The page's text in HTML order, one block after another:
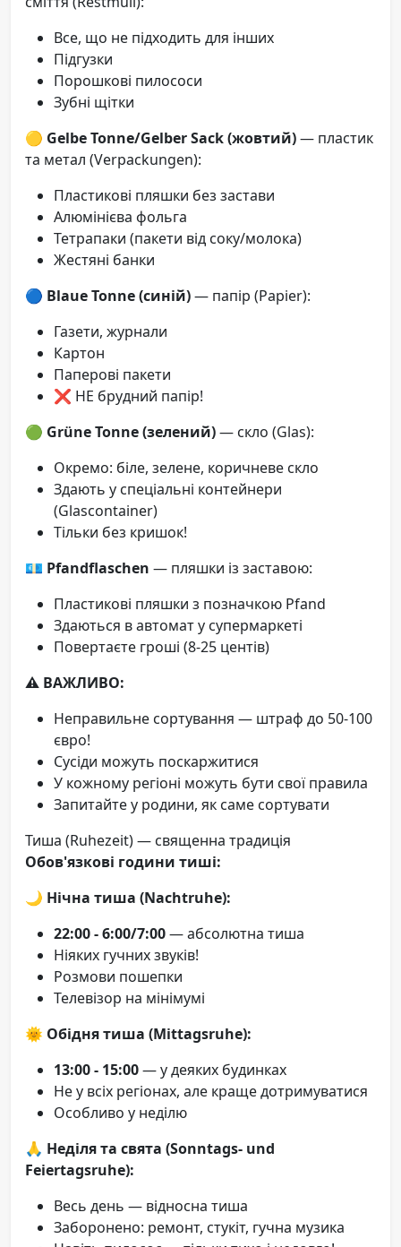
Все, що не підходить для інших
Підгузки
Порошкові пилососи
Зубні щітки
🟡 Gelbe Tonne/Gelber Sack (жовтий)— пластик
та метал (Verpackungen):
Пластикові пляшки без застави
Алюмінієва фольга
Тетрапаки (пакети від соку/молока)
Жестяні банки
🔵 Blaue Tonne (синій)— папір (Papier):
Газети, журнали
Картон
Паперові пакети
❌ НЕ брудний папір!
🟢 Grüne Tonne (зелений)— скло (Glas):
Окремо: біле, зелене, коричневе скло
Здають у спеціальні контейнери
(Glascontainer)
Тільки без кришок!
💶 Pfandflaschen — пляшки із заставою:
Пластикові пляшки з позначкою Pfand
Здаються в автомат у супермаркеті
Повертаєте гроші (8-25 центів)
⚠️ ВАЖЛИВО:
Неправильне сортування — штраф до 50-100
євро!
Сусіди можуть поскаржитися
У кожному регіоні можуть бути свої правила
Запитайте у родини, як саме сортувати
Тиша (Ruhezeit) — священна традиція
Обов'язкові години тиші:
🌙 Нічна тиша (Nachtruhe):
22:00 - 6:00/7:00— абсолютна тиша
Ніяких гучних звуків!
Розмови пошепки
Телевізор на мінімумі
🌞 Обідня тиша (Mittagsruhe):
13:00 - 15:00— у деяких будинках
Не у всіх регіонах, але краще дотримуватися
Особливо у неділю
🙏 Неділя та свята (Sonntags- und
Feiertagsruhe):
Весь день — відносна тиша
Заборонено: ремонт, стукіт, гучна музика